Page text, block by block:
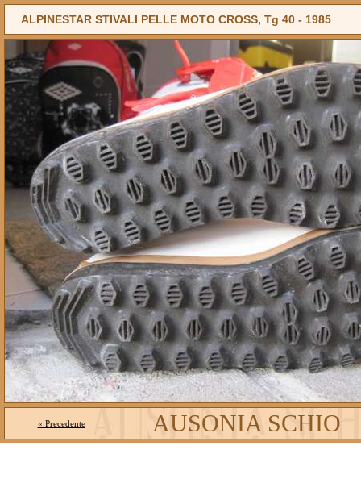
ALPINESTAR STIVALI PELLE MOTO CROSS, Tg 40 - 1985
« Precedente AUSONIA SCHIO